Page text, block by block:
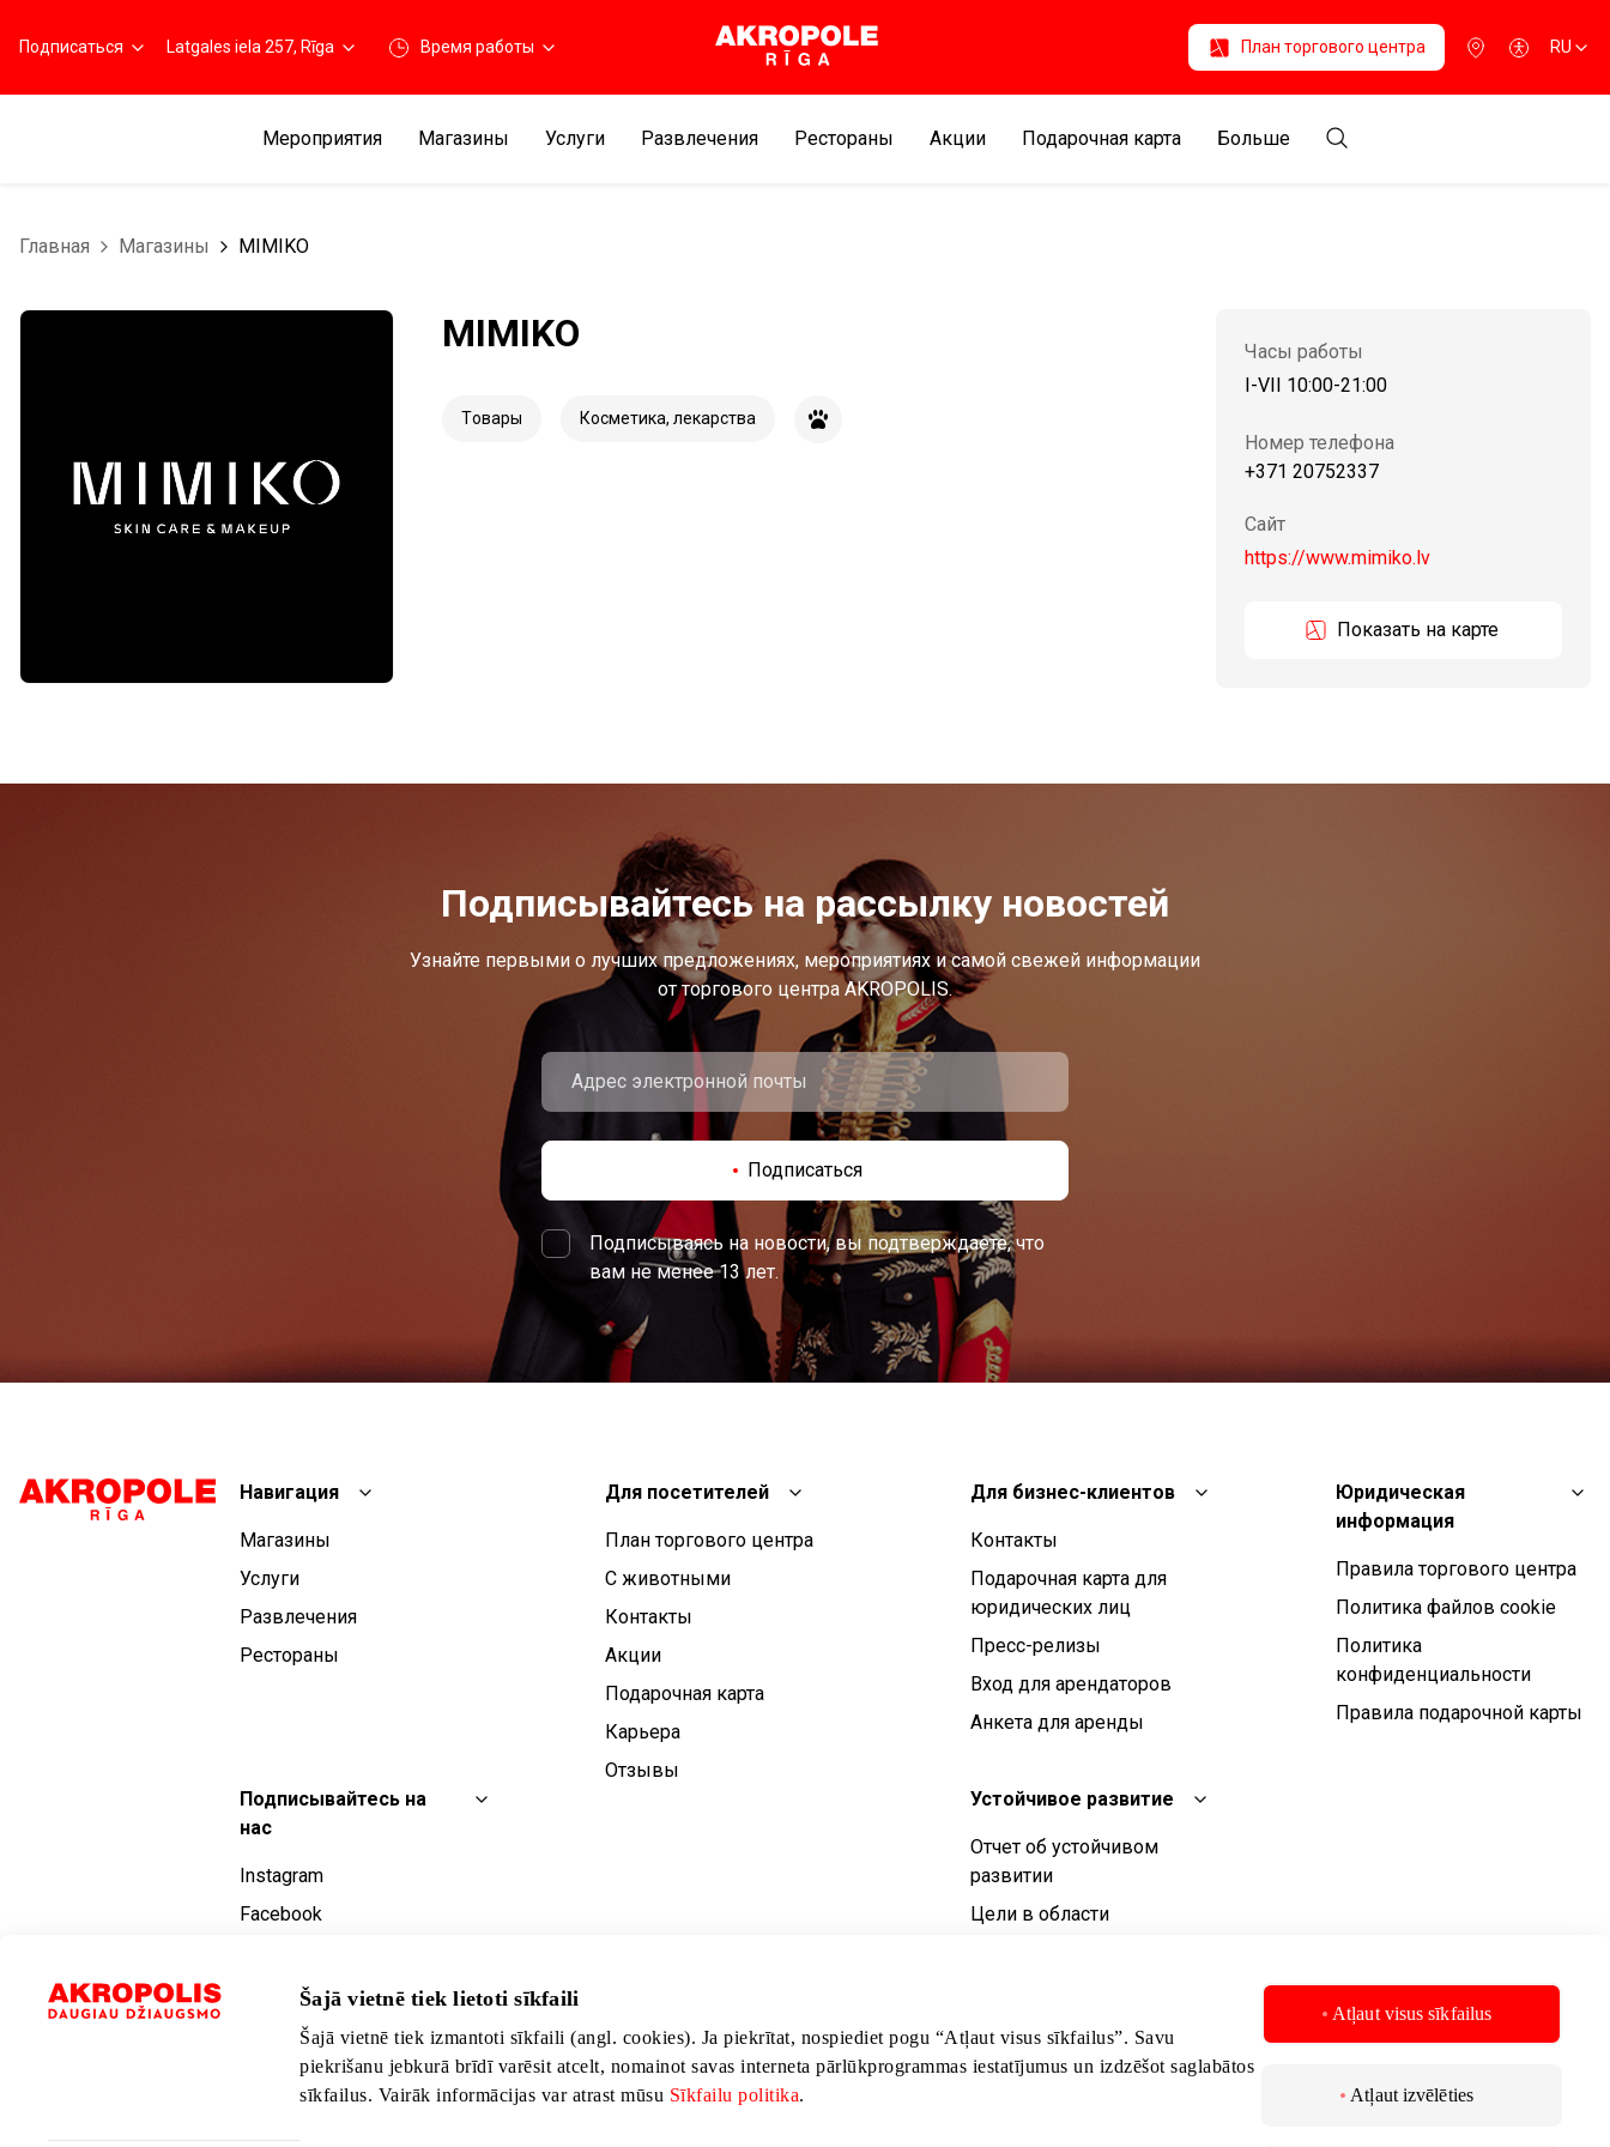
Šajā vietnē tiek lietoti sīkfaili
Šajā vietnē tiek izmantoti sīkfaili (angl. cookies). Ja piekrītat, nospiediet pogu “Atļaut visus sīkfailus”. Savu
piekrišanu jebkurā brīdī varēsit atcelt, nomainot savas interneta pārlūkprogrammas iestatījumus un izdzēšot saglabātos
sīkfailus. Vairāk informācijas var atrast mūsu Sīkfailu politika.
Atļaut visus sīkfailus
Atļaut izvēlēties
Подписаться Latgales iela 257, Rīga Время работы План торгового центра RU
Мероприятия Магазины Услуги Развлечения Рестораны Aкции Подарочная карта Больше
Главная Магазины MIMIKO
MIMIKO
Tовары Косметика, лекарства
Часы работы
I-VII 10:00-21:00
Номер телефона
+371 20752337
Сайт
https://www.mimiko.lv
Показать на карте
Подписывайтесь на рассылку новостей
Узнайте первыми о лучших предложениях, мероприятиях и самой свежей информации
от торгового центра AKROPOLIS.
Подписаться
Подписываясь на новости, вы подтверждаете, что
вам не менее 13 лет.
Навигация
Магазины
Услуги
Развлечения
Рестораны
Для посетителей
План торгового центра
С животными
Контакты
Aкции
Подарочная карта
Карьера
Отзывы
Для бизнес-клиентов
Контакты
Подарочная карта для
юридических лиц
Пресс-релизы
Вход для арендаторов
Анкета для аренды
Устойчивое развитие
Отчет об устойчивом
развитии
Цели в области
Юридическая
информация
Правила торгового центра
Политика файлов cookie
Политика
конфиденциальности
Правила подарочной карты
Подписывайтесь на
нас
Instagram
Facebook